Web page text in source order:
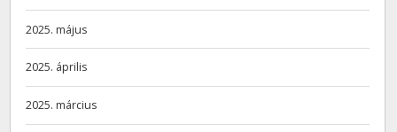
2025. május
2025. április
2025. március